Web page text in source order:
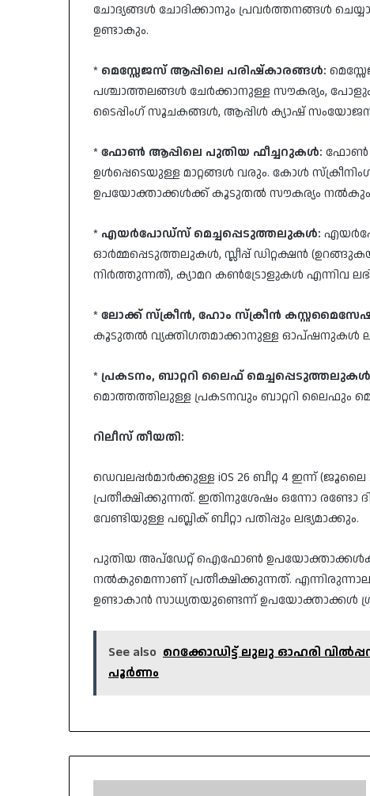
ചോദ്യങ്ങൾ ചോദിക്കാനും പ്രവർത്തനങ്ങൾ
ഉണ്ടാകും.
* മെസ്സേജസ് ആപ്പിലെ പരിഷ്കാരങ്ങൾ:
പശ്ചാത്തലങ്ങൾ ചേർക്കാനുള്ള സൗകര്യം,
ടൈപ്പിംഗ് സൂചകങ്ങൾ, ആപ്പിൾ ക്യാഷ്
*ഫോൺ ആപ്പിലെ പുതിയ ഫീച്ചറുകൾ: ഫോൺ
ഉൾപ്പെടെയുള്ള മാറ്റങ്ങൾ വരും. കോൾ
ഉപയോക്താക്കൾക്ക് കൂടുതൽ സൗകര്യം
* എയർപോഡ്സ് മെച്ചപ്പെടുത്തലുകൾ:
ഓർമ്മപ്പെടുത്തലുകൾ, സ്ലീപ്പ് ഡിറ്റക്ഷൻ
നിർത്തുന്നത്), ക്യാമറ കൺട്രോളുകൾ എന്നിവ
*ലോക്ക് സ്ക്രീൻ, ഹോം സ്ക്രീൻ
കൂടുതൽ വ്യക്തിഗതമാക്കാനുള്ള ഓപ്ഷനുകൾ
*പ്രകടനം, ബാറ്ററി ലൈഫ് മെച്ചപ്പെടുത്തലുകൾ
മൊത്തത്തിലുള്ള പ്രകടനവും ബാറ്ററി ലൈഫും
റിലീസ് തീയതി:
ഡെവലപ്പർമാർക്കുള്ള iOS 26 ബീറ്റ 4 ഇന്ന്
പ്രതീക്ഷിക്കുന്നത്. ഇതിനുശേഷം ഒന്നോ
വേണ്ടിയുള്ള പബ്ലിക് ബീറ്റാ പതിപ്പും ലഭ്യമാക്കും.
പുതിയ അപ്‌ഡേറ്റ് ഐഫോൺ
നൽകുമെന്നാണ് പ്രതീക്ഷിക്കുന്നത്.
ഉണ്ടാകാൻ സാധ്യതയുണ്ടെന്ന് ഉപയോക്താക്കൾ
See also റെക്കോഡിട്ട് ലുലു ഓഹരി
പൂര്‍ണം